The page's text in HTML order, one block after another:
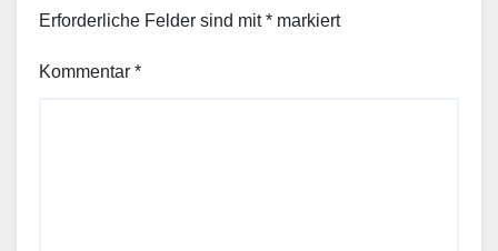
Erforderliche Felder sind mit* markiert
Kommentar *